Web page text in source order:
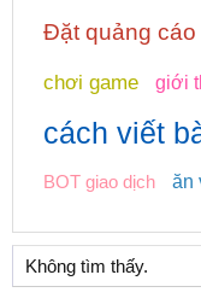
Đặt quảng cáo
chơi game giới
cách viết
BOT giao dịch ăn
Không tìm thấy.